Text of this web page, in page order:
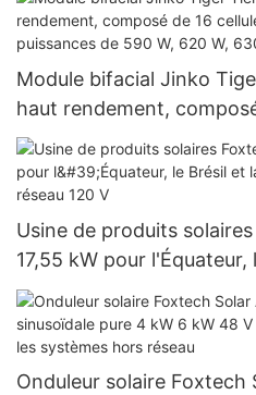
Module bifacial Jinko
haut rendement,
BB, pour des puissances
et 650 W.
Usine de produits
17,55 kW pour l'Équateur,
système hors réseau 120 V
Onduleur solaire Foxtech